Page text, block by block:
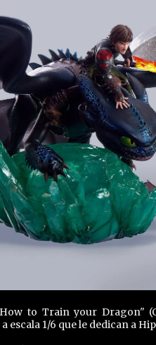
to Train your Dragon"
1/6 que le dedican a